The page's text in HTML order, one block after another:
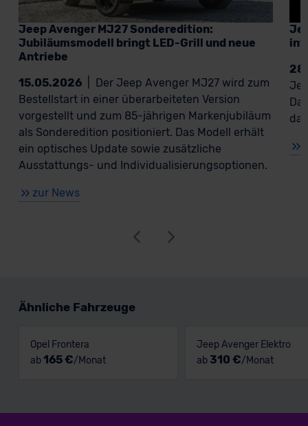
Jeep Avenger MJ27 Sonderedition:
Jubiläumsmodell bringt LED-Grill und neue
Antriebe
15.05.2026
Der Jeep Avenger MJ27 wird zum
Bestellstart in einer überarbeiteten Version
vorgestellt und zum 85-jährigen Markenjubiläum
als Sonderedition positioniert. Das Modell erhält
ein optisches Update sowie zusätzliche
Ausstattungs- und Individualisierungsoptionen.
zur News
Ähnliche Fahrzeuge
Opel Frontera
ab165 €/Monat
Jeep Avenger Elektro
ab 310 €/Monat